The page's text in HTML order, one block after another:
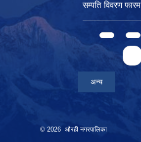
सम्पति विवरण फारम
Pages
अन्य
© 2026 औरही नगरपालिका